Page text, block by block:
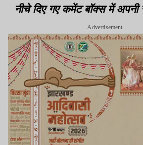
नीचे दिए गए कमेंट बॉक्स में अपनी
Advertisement